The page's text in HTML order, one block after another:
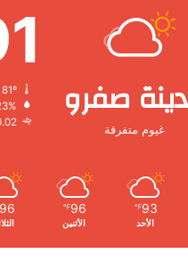
صفرو
غيوم متفرقة
10.02
93
℉
الأحد
96
℉
الأثنين
96